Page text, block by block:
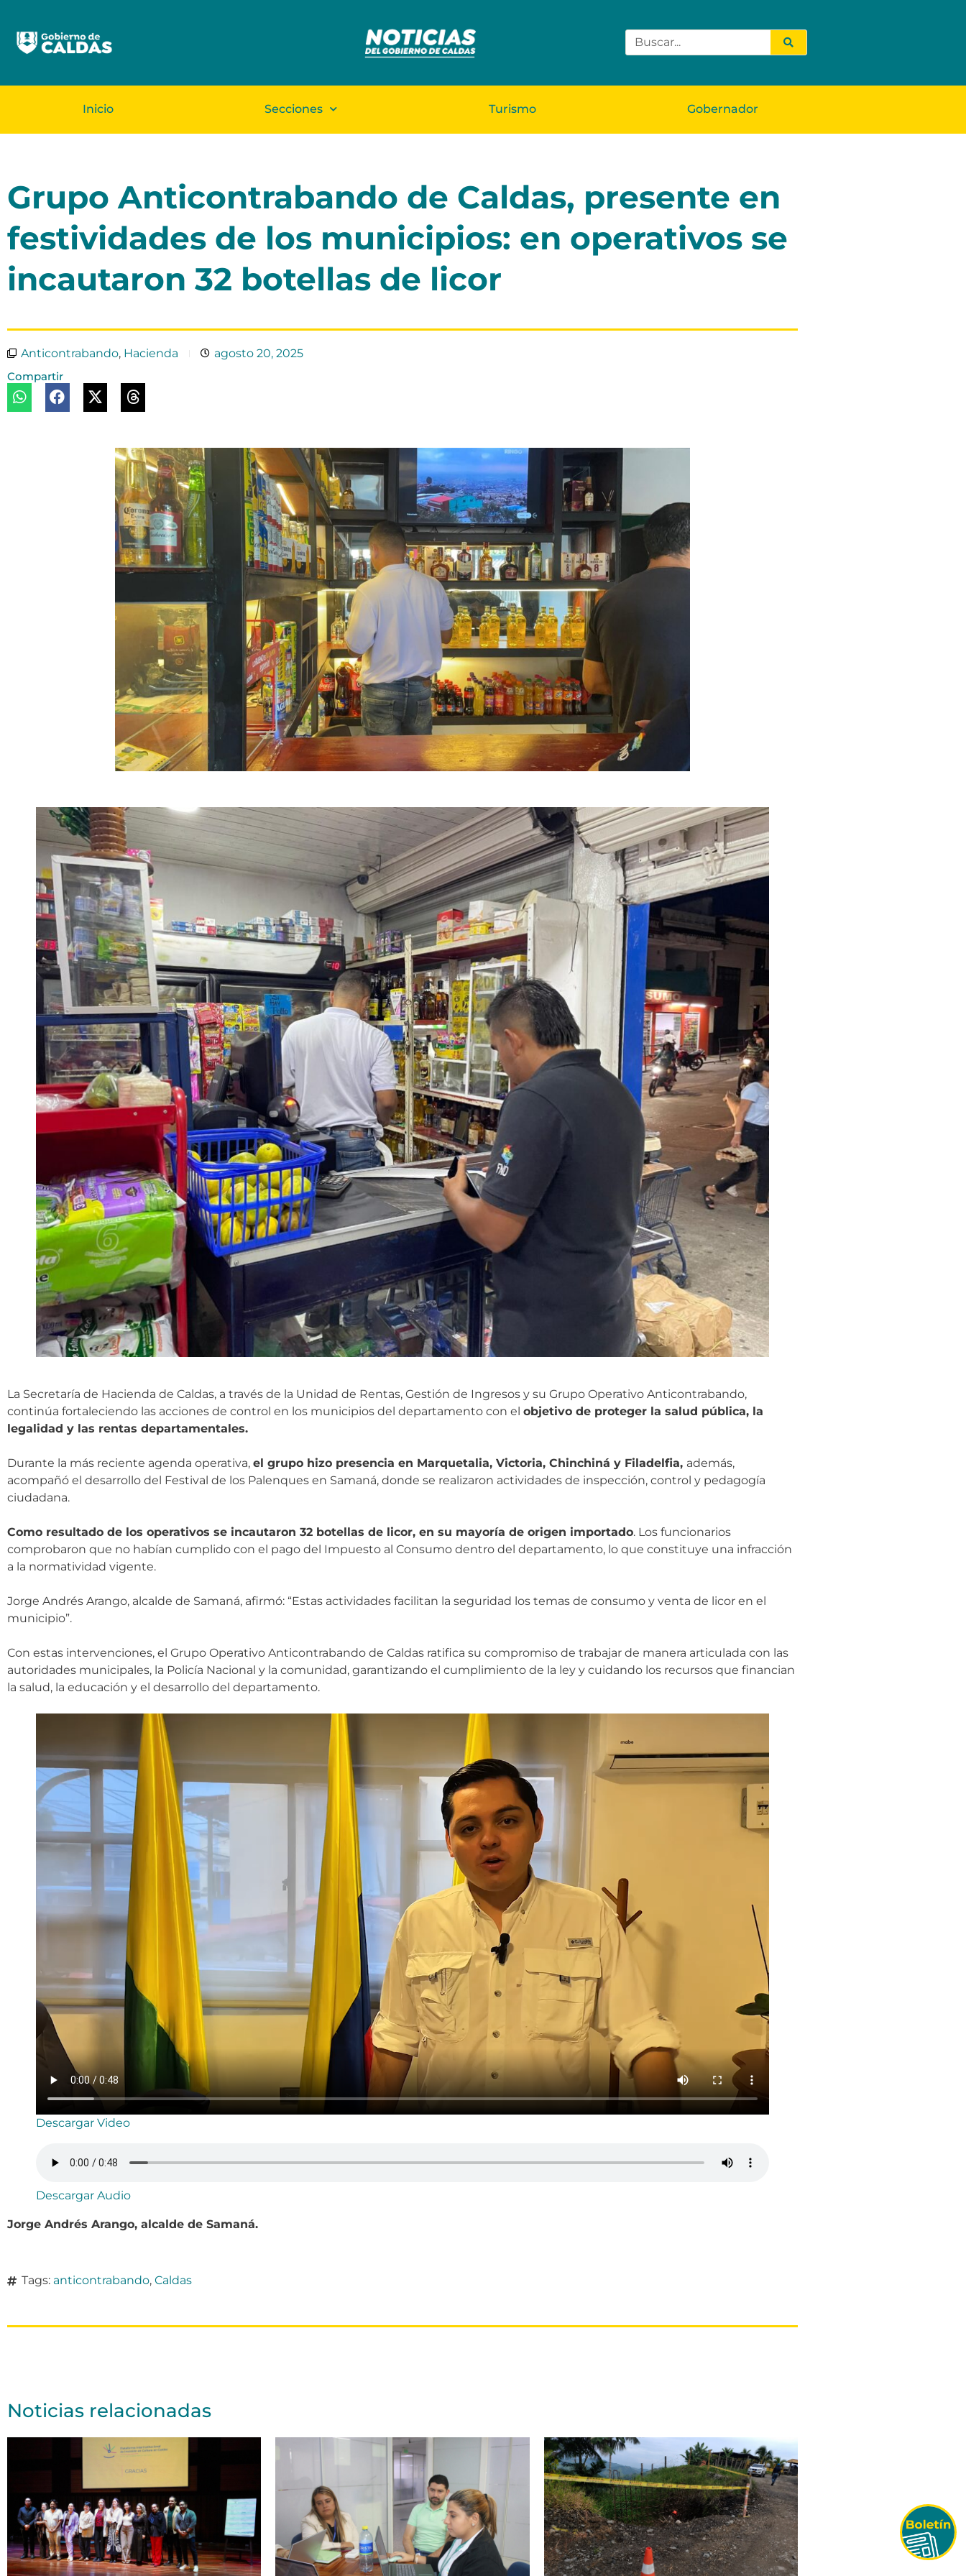
Inicio Secciones Turismo Gobernador
Grupo Anticontrabando de Caldas, presente en
festividades de los municipios: en operativos se
incautaron 32 botellas de licor
Anticontrabando, Hacienda
agosto 20, 2025
Compartir
La Secretaría de Hacienda de Caldas, a través de la Unidad de Rentas, Gestión de Ingresos y su Grupo Operativo Anticontrabando,
continúa fortaleciendo las acciones de control en los municipios del departamento con el objetivo de proteger la salud pública, la
legalidad y las rentas departamentales.
Durante la más reciente agenda operativa, el grupo hizo presencia en Marquetalia, Victoria, Chinchiná y Filadelfia, además,
acompañó el desarrollo del Festival de los Palenques en Samaná, donde se realizaron actividades de inspección, control y pedagogía
ciudadana.
Como resultado de los operativos se incautaron 32 botellas de licor, en su mayoría de origen importado. Los funcionarios
comprobaron que no habían cumplido con el pago del Impuesto al Consumo dentro del departamento, lo que constituye una infracción
a la normatividad vigente.
Jorge Andrés Arango, alcalde de Samaná, afirmó: “Estas actividades facilitan la seguridad los temas de consumo y venta de licor en el
municipio”.
Con estas intervenciones, el Grupo Operativo Anticontrabando de Caldas ratifica su compromiso de trabajar de manera articulada con las
autoridades municipales, la Policía Nacional y la comunidad, garantizando el cumplimiento de la ley y cuidando los recursos que financian
la salud, la educación y el desarrollo del departamento.
Descargar Video
Descargar Audio
Jorge Andrés Arango, alcalde de Samaná.
Tags: anticontrabando, Caldas
Noticias relacionadas